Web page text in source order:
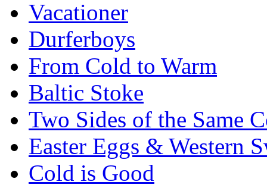
Vacationer
Durferboys
From Cold to Warm
Baltic Stoke
Two Sides of the Same
Easter Eggs & Western
Cold is Good